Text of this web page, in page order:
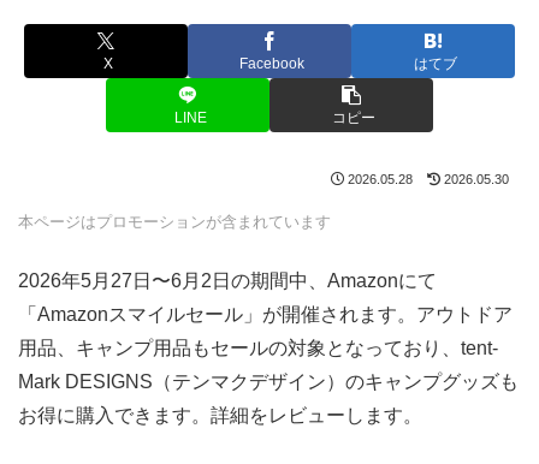
X Facebook はてブ
LINE コピー
2026.05.28 2026.05.30
本ページはプロモーションが含まれています
2026年5月27日〜6月2日の期間中、Amazonにて
「Amazonスマイルセール」が開催されます。アウトドア
用品、キャンプ用品もセールの対象となっており、tent-
Mark DESIGNS（テンマクデザイン）のキャンプグッズも
お得に購入できます。詳細をレビューします。